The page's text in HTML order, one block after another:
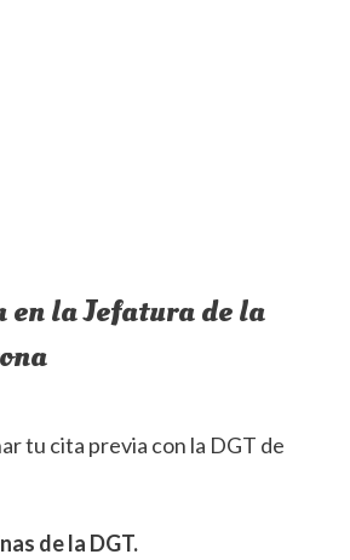
en la Jefatura de la
tu cita previa con la DGT de
de la DGT.